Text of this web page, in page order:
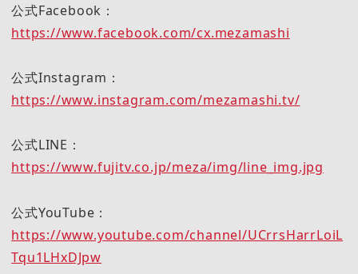
公式Facebook：
https://www.facebook.com/cx.mezamashi
公式Instagram：
https://www.instagram.com/mezamashi.tv/
公式LINE：
https://www.fujitv.co.jp/meza/img/line_img.jpg
公式YouTube：
https://www.youtube.com/channel/UCrrsHarrLoiL
Tqu1LHxDJpw